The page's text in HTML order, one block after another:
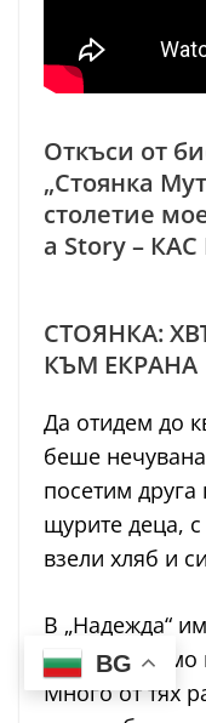
Откъси от
„Стоянка
столетие
a Story –
СТОЯНКА:
КЪМ ЕКРАНА
Да отидем до
беше
посетим
щурите деца,
взели хляб и
В „Надежда“
казваше, само
Много от тях
BG